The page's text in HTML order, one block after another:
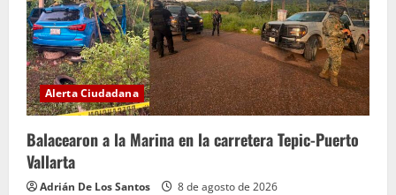
e
n
d
o
Alerta Ciudadana
Balacearon a la Marina en la carretera Tepic-Puerto
Vallarta
Adrián De Los Santos 8 de agosto de 2026